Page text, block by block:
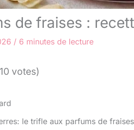
de fraises :
/ 6 minutes de lecture
votes)
le trifle aux parfums de